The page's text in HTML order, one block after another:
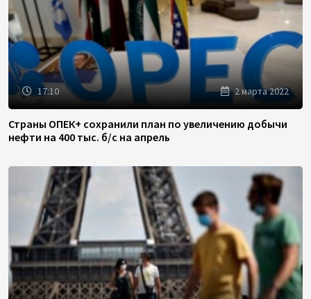
17:10 2 марта 2022
Страны ОПЕК+ сохранили план по увеличению добычи
нефти на 400 тыс. б/с на апрель